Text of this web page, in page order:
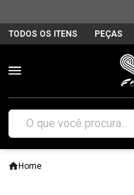
TODOS OS ITENS PEÇAS
Home